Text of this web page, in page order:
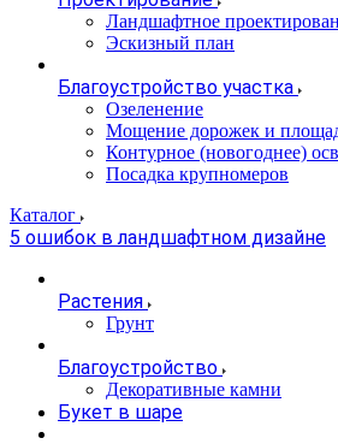
Ландшафтное
Эскизный план
Благоустройство участка
Озеленение
Мощение дорожек и
Контурное (новогоднее)
Посадка крупномеров
Каталог
5 ошибок в ландшафтном дизайне
Растения
Грунт
Благоустройство
Декоративные камни
Букет в шаре